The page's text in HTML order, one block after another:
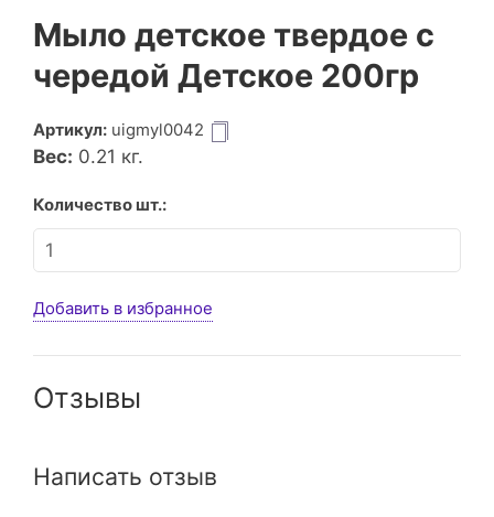
Мыло детское твердое с
чередой Детское 200гр
Артикул: uigmyl0042
Вес: 0.21 кг.
Количество шт.:
Добавить в избранное
Отзывы
Написать отзыв